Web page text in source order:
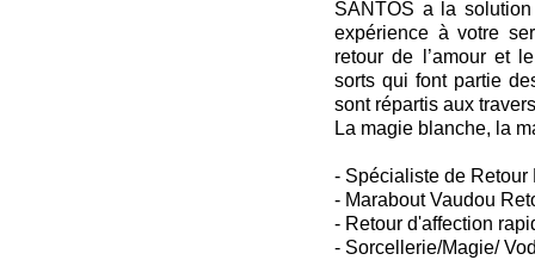
SANTOS a la
expérience à votre
retour de l’amour et
sorts qui font partie
sont répartis aux
La magie blanche, la
- Spécialiste de Retour
- Marabout Vaudou
- Retour d'affection
- Sorcellerie/Magie/